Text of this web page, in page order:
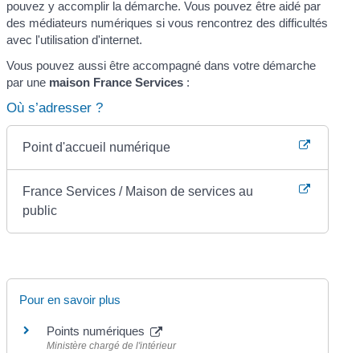
pouvez y accomplir la démarche. Vous pouvez être aidé par
des médiateurs numériques si vous rencontrez des difficultés
avec l'utilisation d'internet.
Vous pouvez aussi être accompagné dans votre démarche
par une maison France Services :
Où s’adresser ?
Point d'accueil numérique
France Services / Maison de services au
public
Pour en savoir plus
Points numériques
Ministère chargé de l'intérieur